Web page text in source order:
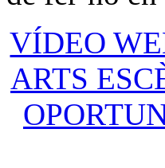
VÍDEO
ARTS